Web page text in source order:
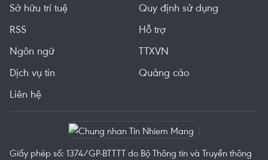
Sở hữu trí tuệ
Quy định sử dụng
RSS
Hỗ trợ
Ngôn ngữ
TTXVN
Dịch vụ tin
Quảng cáo
Liên hệ
Giấy phép số: 1374/GP-BTTTT do Bộ Thông tin và Truyền thông